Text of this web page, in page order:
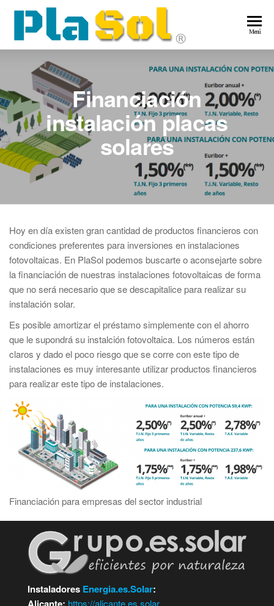
contenido
–
Energía
Menú
Financiación
instalación placas
solares
Hoy en día existen gran cantidad de productos financieros con
condiciones preferentes para inversiones en instalaciones
fotovoltaicas. En PlaSol podemos buscarte o aconsejarte sobre
la financiación de nuestras instalaciones fotovoltaicas de forma
que no será necesario que se descapitalice para realizar su
instalación solar.
Es posible amortizar el préstamo simplemente con el ahorro
que le supondrá su instalción fotovoltaica. Los números están
claros y dado el poco riesgo que se corre con este tipo de
instalaciones es muy interesante utilizar productos financieros
para realizar este tipo de instalaciones.
Financiación para empresas del sector industrial
Instaladores Energia.es.Solar:
https://alicante.es.solar